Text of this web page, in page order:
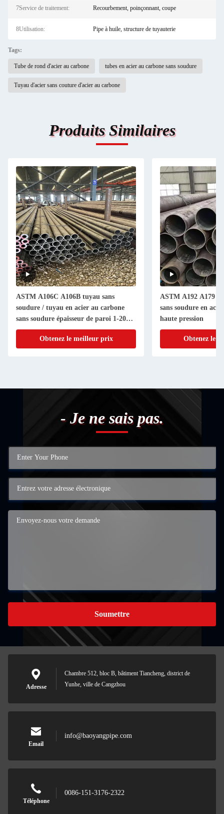
7Service de traitement: Recourbement, poinçonnant, coupe
8Utilisation: Pipe à huile, structure de tuyauterie
Tags:
Tube de rond d'acier au carbone tubes en acier au carbone sans soudure
Tuyau d'acier sans couture d'acier au carbone
Produits Similaires
ASTM A106C A106B tuyau sans
soudure / tuyau en acier au carbone
sans soudure épaisseur de paroi 1-20
mm
Obtenez le meilleur prix
ASTM A192 A179
sans soudure en
haute pression
Obtenez le
- Je ne sais pas.
Soumettre
Adresse
Chambre 512, bloc B, bâtiment Tiancheng, district de
Yunhe, ville de Cangzhou
Email
info@baoyangpipe.com
Téléphone
0086-151-3176-2322